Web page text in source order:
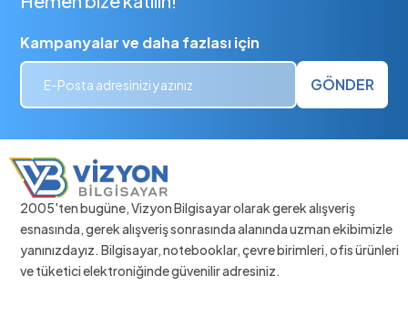
Kampanyalar ve daha fazlası için
GÖNDER
2005'ten bugüne, Vizyon Bilgisayar olarak gerek alışveriş
esnasında, gerek alışveriş sonrasında alanında uzman ekibimizle
yanınızdayız. Bilgisayar, notebooklar, çevre birimleri, ofis ürünleri
ve tüketici elektroniğinde güvenilir adresiniz.